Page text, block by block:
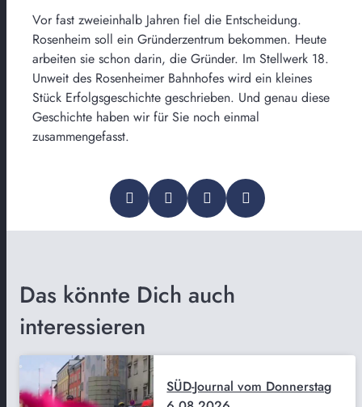
Vor fast zweieinhalb Jahren fiel die Entscheidung.
Rosenheim soll ein Gründerzentrum bekommen. Heute
arbeiten sie schon darin, die Gründer. Im Stellwerk 18.
Unweit des Rosenheimer Bahnhofes wird ein kleines
Stück Erfolgsgeschichte geschrieben. Und genau diese
Geschichte haben wir für Sie noch einmal
zusammengefasst.
Das könnte Dich auch
interessieren
SÜD-Journal vom Donnerstag